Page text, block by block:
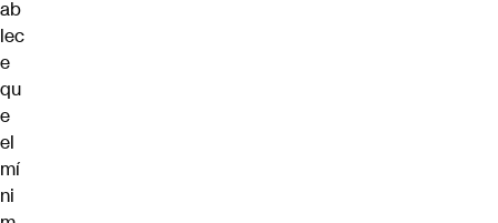
ab
lec
e
qu
e
el
mí
ni